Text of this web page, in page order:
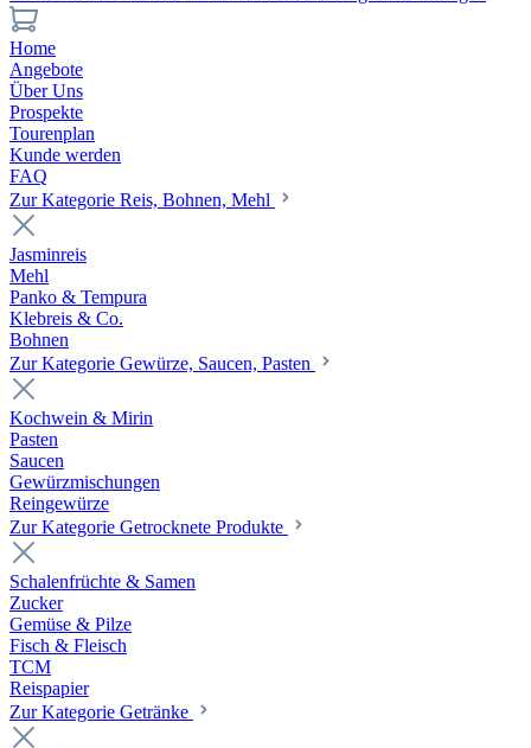
Home
Angebote
Über Uns
Prospekte
Tourenplan
Kunde werden
FAQ
Zur Kategorie Reis, Bohnen, Mehl
Jasminreis
Mehl
Panko & Tempura
Klebreis & Co.
Bohnen
Zur Kategorie Gewürze, Saucen, Pasten
Kochwein & Mirin
Pasten
Saucen
Gewürzmischungen
Reingewürze
Zur Kategorie Getrocknete Produkte
Schalenfrüchte & Samen
Zucker
Gemüse & Pilze
Fisch & Fleisch
TCM
Reispapier
Zur Kategorie Getränke